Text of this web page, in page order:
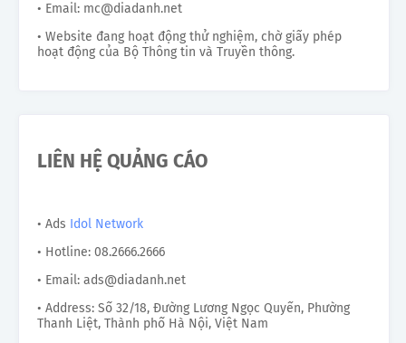
• Email: mc@diadanh.net
• Website đang hoạt động thử nghiệm, chờ giấy phép
hoạt động của Bộ Thông tin và Truyền thông.
LIÊN HỆ QUẢNG CÁO
• Ads Idol Network
• Hotline: 08.2666.2666
• Email: ads@diadanh.net
• Address: Số 32/18, Đường Lương Ngọc Quyến, Phường
Thanh Liệt, Thành phố Hà Nội, Việt Nam